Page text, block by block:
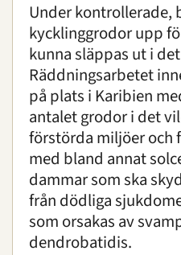
Under kontrollerade,
kycklinggrodor upp
kunna släppas ut i
Räddningsarbetet
på plats i Karibien
antalet grodor i det
förstörda miljöer och
med bland annat
dammar som ska
från dödliga
som orsakas av
dendrobatidis.